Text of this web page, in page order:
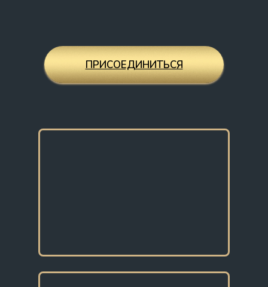
ПРИСОЕДИНИТЬСЯ